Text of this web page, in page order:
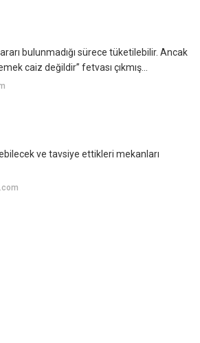
bulunmadığı sürece tüketilebilir. Ancak
caiz değildir” fetvası çıkmış...
ve tavsiye ettikleri mekanları